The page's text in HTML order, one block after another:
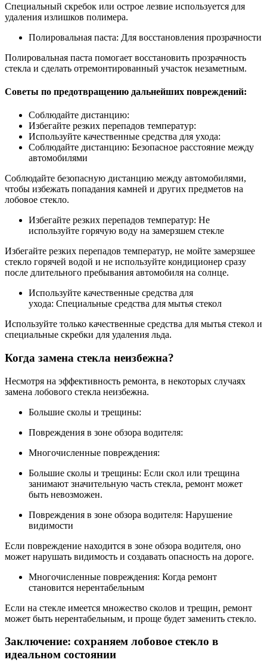
Специальный скребок или острое лезвие используется для
удаления излишков полимера.
Полировальная паста: Для восстановления прозрачности
Полировальная паста помогает восстановить прозрачность
стекла и сделать отремонтированный участок незаметным.
Советы по предотвращению дальнейших повреждений:
Соблюдайте дистанцию:
Избегайте резких перепадов температур:
Используйте качественные средства для ухода:
Соблюдайте дистанцию: Безопасное расстояние между
автомобилями
Соблюдайте безопасную дистанцию между автомобилями,
чтобы избежать попадания камней и других предметов на
лобовое стекло.
Избегайте резких перепадов температур: Не
используйте горячую воду на замерзшем стекле
Избегайте резких перепадов температур, не мойте замерзшее
стекло горячей водой и не используйте кондиционер сразу
после длительного пребывания автомобиля на солнце.
Используйте качественные средства для
ухода: Специальные средства для мытья стекол
Используйте только качественные средства для мытья стекол и
специальные скребки для удаления льда.
Когда замена стекла неизбежна?
Несмотря на эффективность ремонта, в некоторых случаях
замена лобового стекла неизбежна.
Большие сколы и трещины:
Повреждения в зоне обзора водителя:
Многочисленные повреждения:
Большие сколы и трещины: Если скол или трещина
занимают значительную часть стекла, ремонт может
быть невозможен.
Повреждения в зоне обзора водителя: Нарушение
видимости
Если повреждение находится в зоне обзора водителя, оно
может нарушать видимость и создавать опасность на дороге.
Многочисленные повреждения: Когда ремонт
становится нерентабельным
Если на стекле имеется множество сколов и трещин, ремонт
может быть нерентабельным, и проще будет заменить стекло.
Заключение: сохраняем лобовое стекло в
идеальном состоянии